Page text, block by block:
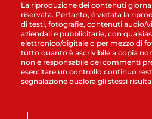
La riproduzione dei contenuti
riservata. Pertanto, è vietata la
di testi, fotografie, contenuti audio/
aziendali e pubblicitarie, con
elettronico/digitale o per mezzo di
tutto quanto è ascrivibile a copia
non è responsabile dei commenti
esercitare un controllo continuo
segnalazione qualora gli stessi